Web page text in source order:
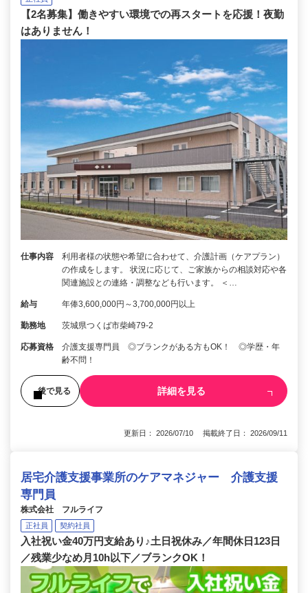
【2名募集】働きやすい環境での再スタートを応援！夜勤
はありません！
仕事内容
利用者様の状態や希望に合わせて、介護計画（ケアプラン）
の作成をします。 状況に応じて、ご家族からの相談対応や各
関連施設との連絡・調整なども行います。 ＜…
給与 年俸3,600,000円～3,700,000円以上
勤務地 茨城県つくば市柴崎79-2
応募資格
介護支援専門員 ◎ブランクがある方もOK！ ◎学歴・年
齢不問！
後で見る 詳細を見る
更新日： 2026/07/10 掲載終了日： 2026/09/11
居宅介護支援事業所のケアマネジャー 介護支援
専門員
株式会社 フルライフ
正社員 契約社員
入社祝い金40万円支給あり♪土日祝休み／年間休日123日
／残業少なめ月10h以下／ブランクOK！